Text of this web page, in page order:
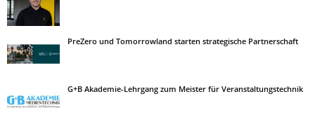
PreZero und Tomorrowland starten strategische Partnerschaft
G+B Akademie-Lehrgang zum Meister für Veranstaltungstechnik